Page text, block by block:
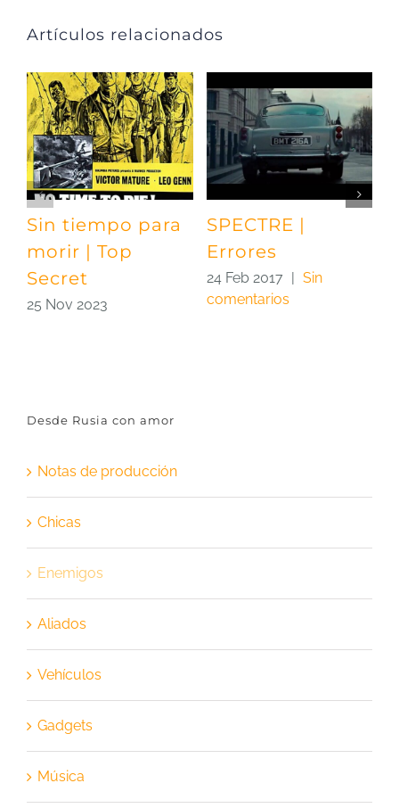
Artículos relacionados
Sin tiempo para
morir | Top
Secret
25 Nov 2023
SPECTRE |
Errores
24 Feb 2017
Sin
comentarios
Desde Rusia con amor
Notas de producción
Chicas
Enemigos
Aliados
Vehículos
Gadgets
Música